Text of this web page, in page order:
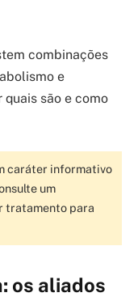
combinações
e
são e como
caráter informativo
um
tratamento para
os aliados